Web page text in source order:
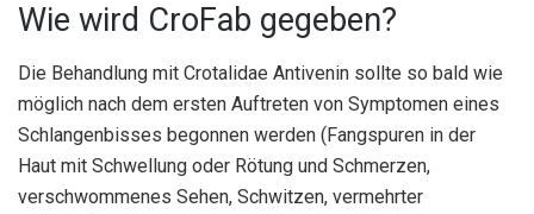
Wie wird CroFab gegeben?
Die Behandlung mit Crotalidae Antivenin sollte so bald wie
möglich nach dem ersten Auftreten von Symptomen eines
Schlangenbisses begonnen werden (Fangspuren in der
Haut mit Schwellung oder Rötung und Schmerzen,
verschwommenes Sehen, Schwitzen, vermehrter